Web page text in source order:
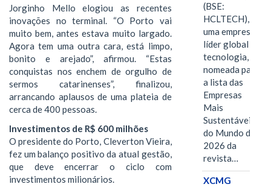
Jorginho Mello elogiou as recentes
inovações no terminal. “O Porto vai
muito bem, antes estava muito largado.
Agora tem uma outra cara, está limpo,
bonito e arejado”, afirmou. “Estas
conquistas nos enchem de orgulho de
sermos catarinenses”, finalizou,
arrancando aplausos de uma plateia de
cerca de 400 pessoas.
Investimentos de R$ 600 milhões
O presidente do Porto, Cleverton Vieira,
fez um balanço positivo da atual gestão,
que deve encerrar o ciclo com
investimentos milionários.
(BSE:
HCLTECH),
uma empresa
líder global em
tecnologia, foi
nomeada para
a lista das
Empresas
Mais
Sustentáveis
do Mundo de
2026 da
revista…
XCMG